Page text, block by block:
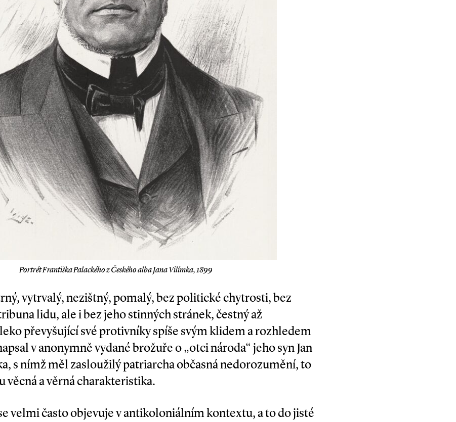
Portrét Františka Palackého z Českého alba Jana Vilímka, 1899
vytrvalý, nezištný, po­malý, bez politické chytrosti, bez
lidu, ale i bez jeho stinných stránek, čestný až
převyšující své protivníky spíše svým klidem a rozhledem
v anonymně vydané brožuře o „otci národa“ jeho syn Jan
s nímž měl zasloužilý patriarcha občasná nedorozumění, to
věcná a věrná charakteristika.
velmi často objevuje v antikoloniálním kontextu, a to do jisté